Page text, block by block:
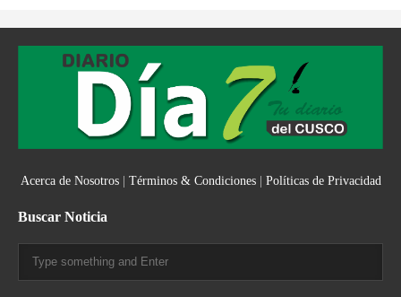
Acerca de Nosotros| Términos & Condiciones| Políticas de Privacidad
Buscar Noticia